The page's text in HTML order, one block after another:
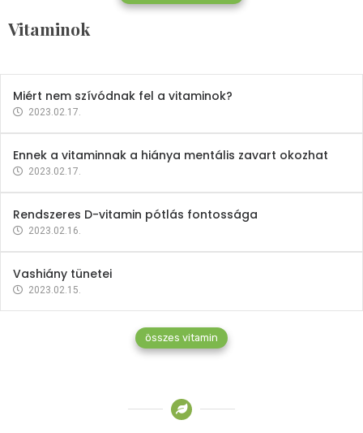
Vitaminok
Mindent a B-12 vitaminról
2023.02.27.
Miért nem szívódnak fel a vitaminok?
2023.02.17.
Ennek a vitaminnak a hiánya mentális zavart okozhat
2023.02.17.
Rendszeres D-vitamin pótlás fontossága
2023.02.16.
Vashiány tünetei
2023.02.15.
összes vitamin